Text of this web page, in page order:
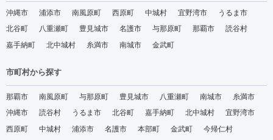
沖縄市 浦添市 南風原町 西原町 中城村 宜野湾市
うるま市
北谷町
八重瀬町 豊見城市 名護市 与那原町 那覇市
読谷村
嘉手納町
北中城村 糸満市 南城市 金武町
市町村から探す
那覇市 南風原町 与那原町 豊見城市 八重瀬町 南城市
糸満市
沖縄市
読谷村 うるま市 北谷町 嘉手納町 北中城村
宜野湾市
西原町
中城村 浦添市 名護市 本部町 金武町
今帰仁村